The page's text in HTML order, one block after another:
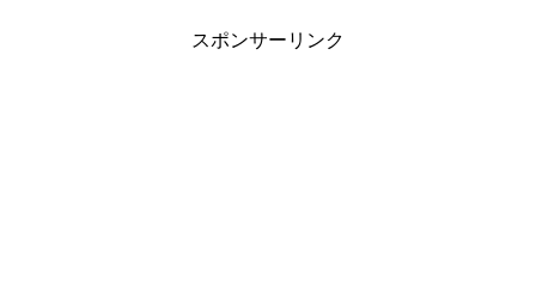
スポンサーリンク